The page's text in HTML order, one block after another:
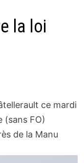
la loi
ce mardi
(sans FO)
de la Manu